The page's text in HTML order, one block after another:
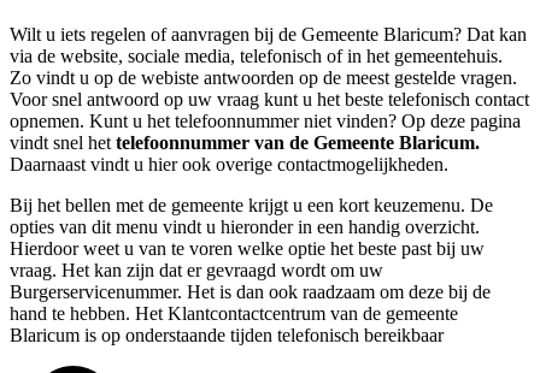
Wilt u iets regelen of aanvragen bij de Gemeente Blaricum? Dat kan
via de website, sociale media, telefonisch of in het gemeentehuis.
Zo vindt u op de webiste antwoorden op de meest gestelde vragen.
Voor snel antwoord op uw vraag kunt u het beste telefonisch contact
opnemen. Kunt u het telefoonnummer niet vinden? Op deze pagina
vindt snel het telefoonnummer van de Gemeente Blaricum.
Daarnaast vindt u hier ook overige contactmogelijkheden.
Bij het bellen met de gemeente krijgt u een kort keuzemenu. De
opties van dit menu vindt u hieronder in een handig overzicht.
Hierdoor weet u van te voren welke optie het beste past bij uw
vraag. Het kan zijn dat er gevraagd wordt om uw
Burgerservicenummer. Het is dan ook raadzaam om deze bij de
hand te hebben. Het Klantcontactcentrum van de gemeente
Blaricum is op onderstaande tijden telefonisch bereikbaar